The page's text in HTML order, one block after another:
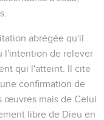
abrégée qu'il
l'intention de relever
qui l'atteint. Il cite
confirmation de
œuvres mais de Celui
libre de Dieu en